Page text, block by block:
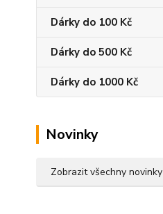
Dárky do 100 Kč
Dárky do 500 Kč
Dárky do 1000 Kč
Novinky
Zobrazit všechny novinky